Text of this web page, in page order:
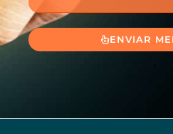
ENVIAR